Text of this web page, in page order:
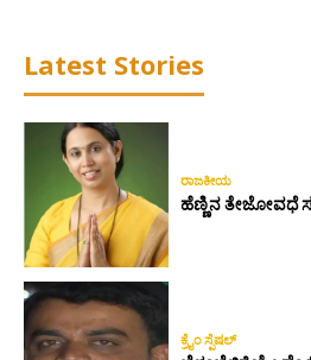
Latest Stories
ರಾಜಕೀಯ
ಹೆಣ್ಣಿನ ತೇಜೋವಧೆ
ಕ್ರೈಂ ಸ್ಪೆಷಲ್